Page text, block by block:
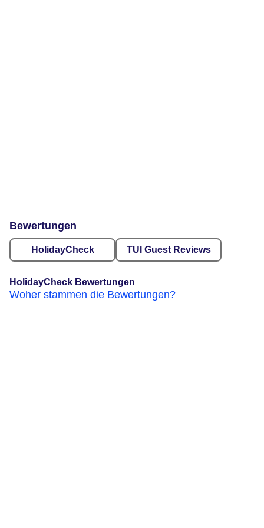
Bewertungen
HolidayCheck TUI Guest Reviews
HolidayCheck Bewertungen
Woher stammen die Bewertungen?